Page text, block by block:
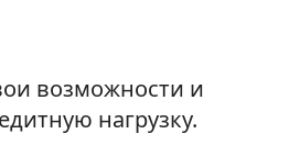
возможности и
нагрузку.